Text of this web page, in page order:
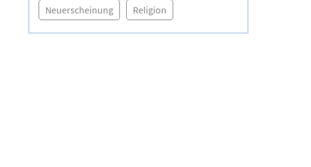
Neuerscheinung Religion